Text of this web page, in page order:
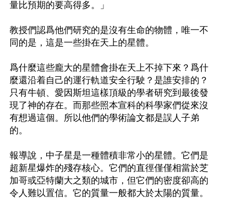
量比預期的要高得多。」
教授們認爲他們研究的是沒有生命的物體，唯一不
同的是，這是一些掛在天上的星體。
爲什麼這些龐大的星體會掛在天上不掉下來？爲什
麼還沿着自己的運行軌道安全行駛？是誰安排的？
只有牛頓、愛因斯坦這樣頂級的學者研究到最後發
現了神的存在。而那些照本宣科的科學家們從來沒
有想過這個。所以他們的學術論文都是誤人子弟
的。
報導說，中子星是一種體積非常小的星體。它們是
超新星爆炸的殘存核心。它們的直徑僅僅相當於芝
加哥或亞特蘭大之類的城市，但它們的密度卻高的
令人難以置信。它的質量一般都大於太陽的質量。